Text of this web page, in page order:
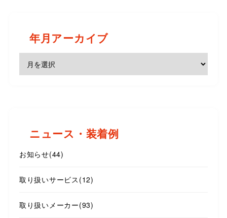
年月アーカイブ
ニュース・装着例
お知らせ(44)
取り扱いサービス (12)
取り扱いメーカー(93)